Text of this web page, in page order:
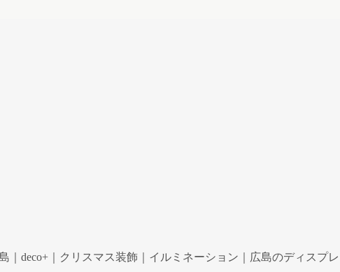
deco+｜クリスマス装飾｜イルミネーション｜広島のディスプ